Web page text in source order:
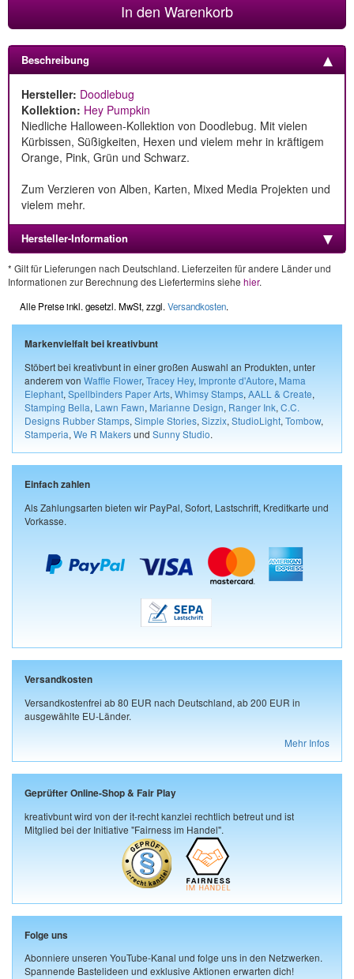
In den Warenkorb
Beschreibung
Hersteller: Doodlebug
Kollektion: Hey Pumpkin
Niedliche Halloween-Kollektion von Doodlebug. Mit vielen
Kürbissen, Süßigkeiten, Hexen und vielem mehr in kräftigem
Orange, Pink, Grün und Schwarz.
Zum Verzieren von Alben, Karten, Mixed Media Projekten und
vielem mehr.
Hersteller-Information
* Gilt für Lieferungen nach Deutschland. Lieferzeiten für andere Länder und
Informationen zur Berechnung des Liefertermins siehe hier.
Alle Preise inkl. gesetzl. MwSt, zzgl. Versandkosten.
Markenvielfalt bei kreativbunt
Stöbert bei kreativbunt in einer großen Auswahl an Produkten, unter
anderem von Waffle Flower, Tracey Hey, Impronte d'Autore, Mama
Elephant, Spellbinders Paper Arts, Whimsy Stamps, AALL & Create,
Stamping Bella, Lawn Fawn, Marianne Design, Ranger Ink, C.C.
Designs Rubber Stamps, Simple Stories, Sizzix, StudioLight, Tombow,
Stamperia, We R Makersund Sunny Studio.
Einfach zahlen
Als Zahlungsarten bieten wir PayPal, Sofort, Lastschrift, Kreditkarte und
Vorkasse.
Versandkosten
Versandkostenfrei ab 80 EUR nach Deutschland, ab 200 EUR in
ausgewählte EU-Länder.
Mehr Infos
Geprüfter Online-Shop & Fair Play
kreativbunt wird von der it-recht kanzlei rechtlich betreut und ist
Mitglied bei der Initiative "Fairness im Handel".
Folge uns
Abonniere unseren YouTube-Kanal und folge uns in den Netzwerken.
Spannende Bastelideen und exklusive Aktionen erwarten dich!